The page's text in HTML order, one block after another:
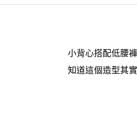
小背心搭配低腰
知道這個造型其